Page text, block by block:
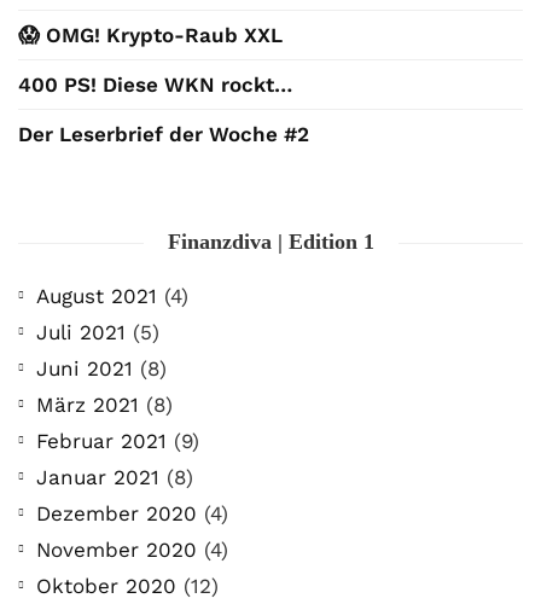
😱 OMG! Krypto-Raub XXL
400 PS! Diese WKN rockt…
Der Leserbrief der Woche #2
Finanzdiva | Edition 1
August 2021 (4)
Juli 2021 (5)
Juni 2021 (8)
März 2021 (8)
Februar 2021 (9)
Januar 2021 (8)
Dezember 2020 (4)
November 2020 (4)
Oktober 2020 (12)